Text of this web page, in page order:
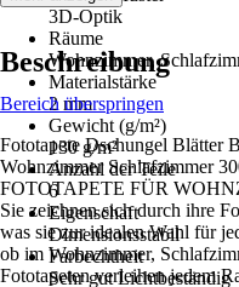
3D-Optik
Räume
Wohnzimmer,
Materialstärke
2 mm
Gewicht (g/m²)
130 g/m²
Anzahl der Teile
6
Eigenschaft
Dimensionsstabil
Farbechtheit
Sehr gut Lichtbeständig
Beschreibung
Bereich überspringen
Fototapete Dschungel Blätter
Wohnzimmer Schlafzimmer
FOTOTAPETE FÜR
Sie zeichnen sich durch ihre
was sie zur idealen Wahl für
ob im Wohnzimmer,
Fototapeten verleihen jedem